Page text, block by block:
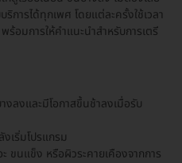
การได้ทุกเพศ โดยแต่ละครั้งใช้เวลา
มการให้คำแนะนำสำหรับการเตรี
งลงและมีโอกาสขึ้นช้าลงเมื่อรับ
เริ่มโปรแกรม
ขนแข็ง หรือผิวระคายเคืองจากการ